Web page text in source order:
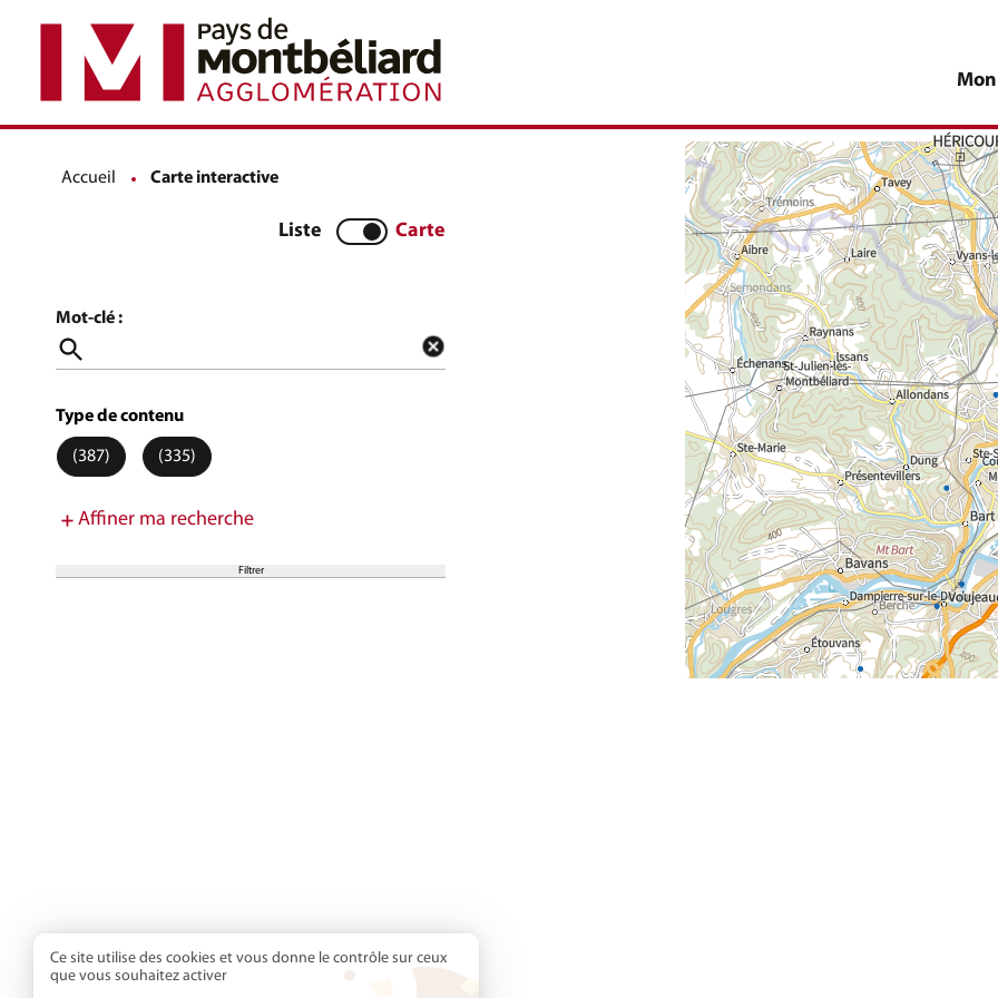
Accueil Page active :
Carte interactive
Carte interactive
Masquer la
Liste
Afficher la Carte
Filtrer les résultats
Mot-clé :
Réinitialiser le champ
Type de contenu
(387) (335)
Affiner ma recherche
Ce site utilise des cookies et vous donne le contrôle sur ceux
que vous souhaitez activer